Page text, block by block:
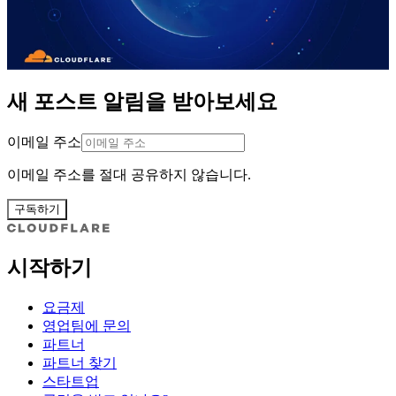
새 포스트 알림을 받아보세요
이메일 주소
이메일 주소를 절대 공유하지 않습니다.
구독하기
시작하기
요금제
영업팀에 문의
파트너
파트너 찾기
스타트업